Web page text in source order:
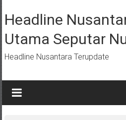
ke
konten
Headline
Utama Seputar
Headline Nusantara Terupdate